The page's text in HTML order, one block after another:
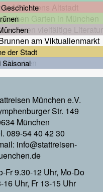
der Stadt
Saisonal
München e.V.
Str. 149
München
089-54 40 42 30
info@stattreisen-
Fr 9.30-12 Uhr, Mo-Do
16 Uhr, Fr 13-15 Uhr